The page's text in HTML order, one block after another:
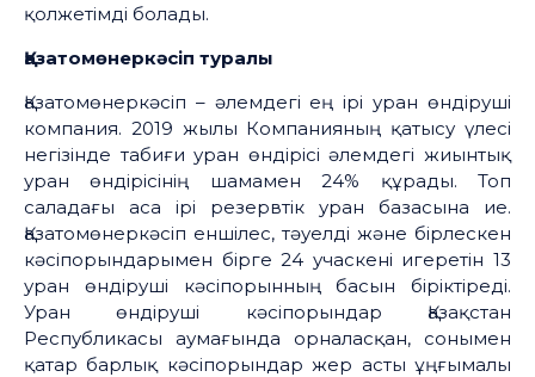
қолжетімді болады.
Қазатомөнеркәсіп туралы
Қазатомөнеркәсіп – әлемдегі ең ірі уран өндіруші
компания. 2019 жылы Компанияның қатысу үлесі
негізінде табиғи уран өндірісі әлемдегі жиынтық
уран өндірісінің шамамен 24% құрады. Топ
саладағы аса ірі резервтік уран базасына ие.
Қазатомөнеркәсіп еншілес, тәуелді және бірлескен
кәсіпорындарымен бірге 24 учаскені игеретін 13
уран өндіруші кәсіпорынның басын біріктіреді.
Уран өндіруші кәсіпорындар Қазақстан
Республикасы аумағында орналасқан, сонымен
қатар барлық кәсіпорындар жер асты ұңғымалы